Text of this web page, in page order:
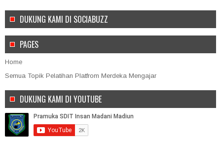
DUKUNG KAMI DI SOCIABUZZ
PAGES
Home
Semua Topik Pelatihan Platfrom Merdeka Mengajar
DUKUNG KAMI DI YOUTUBE